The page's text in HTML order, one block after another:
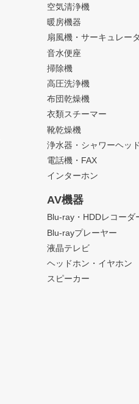
空気清浄機
暖房機器
扇風機・サーキュレー
音水便座
掃除機
高圧洗浄機
布団乾燥機
衣類スチーマー
靴乾燥機
浄水器・シャワーヘッド
電話機・FAX
インターホン
AV機器
Blu-ray・HDDレコーダ
Blu-rayプレーヤー
液晶テレビ
ヘッドホン・イヤホン
スピーカー